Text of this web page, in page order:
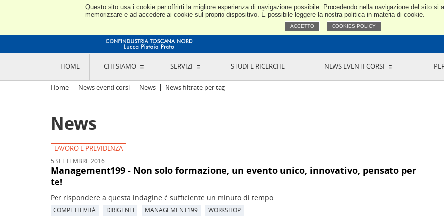
Questo sito usa i cookie per offrirti la migliore esperienza di navigazione possibile. Procedendo nella navigazione del sito si
memorizzare e ad accedere ai cookie sul proprio dispositivo. È possibile leggere la nostra politica in materia di cookie.
ACCETTO COOKIES POLICY
Confindustria Toscana Nord
HOME CHI SIAMO
L'ASSOCIAZIONE
CODICE ETICO E DEI VALORI ASSOCIATIVI
TRASPARENZA CONTRIBUTI PUBBLICI
L'INDUSTRIA E IL TERRITORIO DI LUCCA,
PISTOIA E PRATO
SEDI E CONTATTI
ABOUT US
GOVERNANCE
COMITATO PICCOLA
INDUSTRIA
SERVIZI STUDI E RICERCHE NEWS EVENTI CORSI
Home News eventi corsi News News filtrate per tag
News
LAVORO E PREVIDENZA
5 SETTEMBRE 2016
Management199 - Non solo formazione, un evento unico, innovativo, pensato per
te!
Per rispondere a questa indagine è sufficiente un minuto di tempo.
COMPETITIVITÀ DIRIGENTI MANAGEMENT199 WORKSHOP